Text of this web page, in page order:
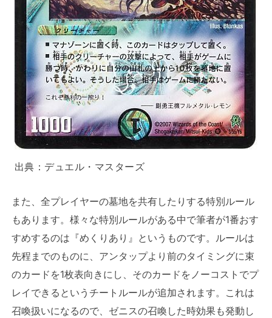
出典： デュエル・マスターズ
また、全プレイヤーの墓地を共有したりする特別ルール
もあります。様々な特別ルールがある中で筆者が1番おす
すめするのは『めくりあり』というものです。ルールは
先程までのものに、アンタップより前のタイミングに束
のカードを1枚表向きにし、そのカードをノーコストでプ
レイできるというチートルールが追加されます。これは
召喚扱いになるので、ゼニスの召喚した時効果も発動し